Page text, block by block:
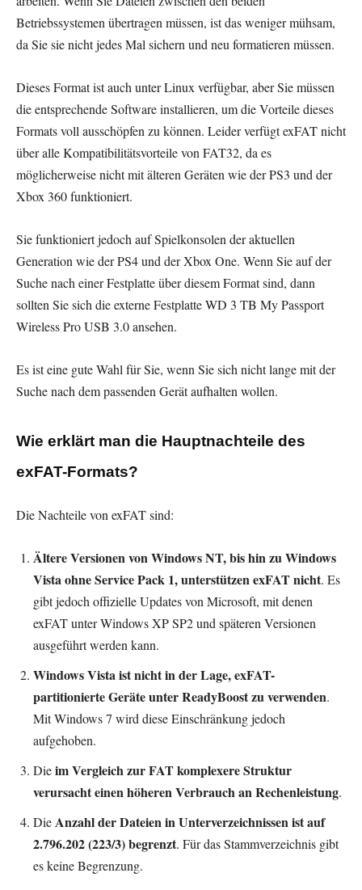
Betriebssystemen übertragen müssen, ist das weniger mühsam,
da Sie sie nicht jedes Mal sichern und neu formatieren müssen.
Dieses Format ist auch unter Linux verfügbar, aber Sie müssen
die entsprechende Software installieren, um die Vorteile dieses
Formats voll ausschöpfen zu können. Leider verfügt exFAT nicht
über alle Kompatibilitätsvorteile von FAT32, da es
möglicherweise nicht mit älteren Geräten wie der PS3 und der
Xbox 360 funktioniert.
Sie funktioniert jedoch auf Spielkonsolen der aktuellen
Generation wie der PS4 und der Xbox One. Wenn Sie auf der
Suche nach einer Festplatte über diesem Format sind, dann
sollten Sie sich die externe Festplatte WD 3 TB My Passport
Wireless Pro USB 3.0 ansehen.
Es ist eine gute Wahl für Sie, wenn Sie sich nicht lange mit der
Suche nach dem passenden Gerät aufhalten wollen.
Wie erklärt man die Hauptnachteile des
exFAT-Formats?
Die Nachteile von exFAT sind:
Ältere Versionen von Windows NT, bis hin zu Windows
Vista ohne Service Pack 1, unterstützen exFAT nicht. Es
gibt jedoch offizielle Updates von Microsoft, mit denen
exFAT unter Windows XP SP2 und späteren Versionen
ausgeführt werden kann.
Windows Vista ist nicht in der Lage, exFAT-
partitionierte Geräte unter ReadyBoost zu verwenden.
Mit Windows 7 wird diese Einschränkung jedoch
aufgehoben.
Dieim Vergleich zur FAT komplexere Struktur
verursacht einen höheren Verbrauch an Rechenleistung.
DieAnzahl der Dateien in Unterverzeichnissen ist auf
2.796.202 (223/3) begrenzt. Für das Stammverzeichnis gibt
es keine Begrenzung.